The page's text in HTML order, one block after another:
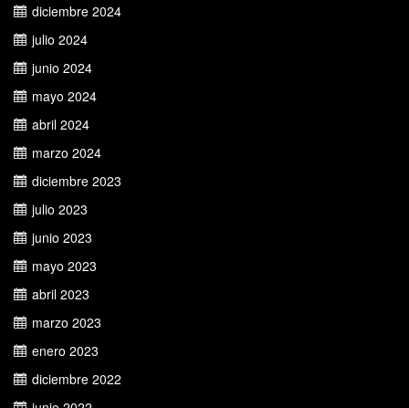
diciembre 2024
julio 2024
junio 2024
mayo 2024
abril 2024
marzo 2024
diciembre 2023
julio 2023
junio 2023
mayo 2023
abril 2023
marzo 2023
enero 2023
diciembre 2022